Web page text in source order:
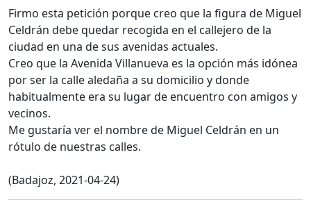
Firmo esta petición porque creo que la figura de Miguel
Celdrán debe quedar recogida en el callejero de la
ciudad en una de sus avenidas actuales.
Creo que la Avenida Villanueva es la opción más idónea
por ser la calle aledaña a su domicilio y donde
habitualmente era su lugar de encuentro con amigos y
vecinos.
Me gustaría ver el nombre de Miguel Celdrán en un
rótulo de nuestras calles.
(Badajoz, 2021-04-24)